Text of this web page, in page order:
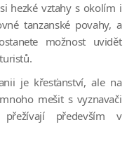
hezké vztahy s okolím i
tanzanské povahy, a
možnost uvidět
je křesťanství, ale na
mešit s vyznavači
přežívají především v